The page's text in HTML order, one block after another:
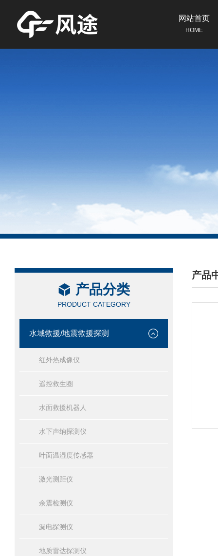
网站首页
HOME
产品分类
PRODUCT CATEGORY
水域救援/地震救援探测
红外热成像仪
遥控救生圈
水面救援机器人
水下声纳探测仪
叶面温湿度传感器
激光测距仪
余震检测仪
漏电探测仪
地质雷达探测仪
产品
/